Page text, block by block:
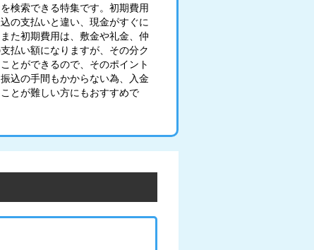
検索できる特集です。初期費用
の支払いと違い、現金がすぐに
た初期費用は、敷金や礼金、仲
払い額になりますが、その分ク
とができるので、そのポイント
込の手間もかからない為、入金
とが難しい方にもおすすめで